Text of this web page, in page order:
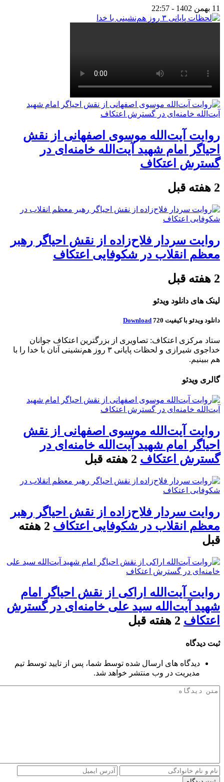
11 بهمن 1402 - 22:57
روایت آیت‌الله موسوی اصفهانی از نقش
احیاگر امام شهید آیت‌الله خامنه‌ای در
گسترش اعتکاف
2 هفته قبل
روایت سردار فلاح‌زاده از نقش احیاگر رهبر
معظم انقلاب در شکوفایی اعتکاف
2 هفته قبل
لینک های دانلود ویدئو
دانلود ویدئو با کیفیت 720 Download
ستاد مرکزی اعتکاف: تصاویری از بزرگترین اعتکاف جوانان
خداجوی شیرازی و لحظات پایانی ۳ روز هم‌نشینی آنان با خدا را با
هم ببینیم.
گالری ویدئو
روایت آیت‌الله موسوی اصفهانی از نقش
احیاگر امام شهید آیت‌الله خامنه‌ای در
گسترش اعتکاف 2 هفته قبل
روایت سردار فلاح‌زاده از نقش احیاگر رهبر
معظم انقلاب در شکوفایی اعتکاف
2 هفته
قبل
روایت آیت‌الله اراکی از نقش احیاگر امام
شهید آیت‌الله سید علی خامنه‌ای در گسترش
اعتکاف 2 هفته قبل
ثبت دیدگاه
دیدگاه های ارسال شده توسط شما، پس از تایید توسط تیم
مدیریت در وب منتشر خواهد شد.